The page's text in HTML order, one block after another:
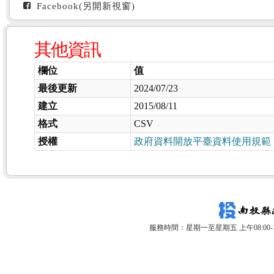
Facebook(另開新視窗)
其他資訊
欄位
值
最後更新
2024/07/23
建立
2015/08/11
格式
CSV
授權
政府資料開放平臺資料使用規範
服務時間：星期一至星期五 上午